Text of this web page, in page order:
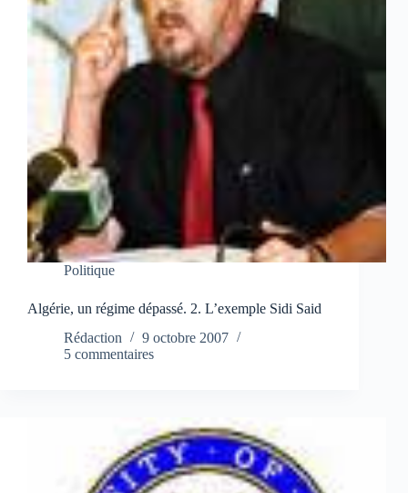
Politique
Algérie, un régime dépassé. 2. L’exemple Sidi Said
Rédaction
9 octobre 2007
5 commentaires